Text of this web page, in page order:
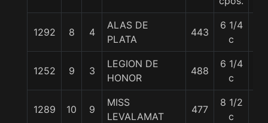
1292 8 4
ALAS DE
PLATA
443
6 1/4
c
1252 9 3
LEGION DE
HONOR
488
6 1/4
c
1289 10 9
MISS
LEVALAMAT
477
8 1/2
c